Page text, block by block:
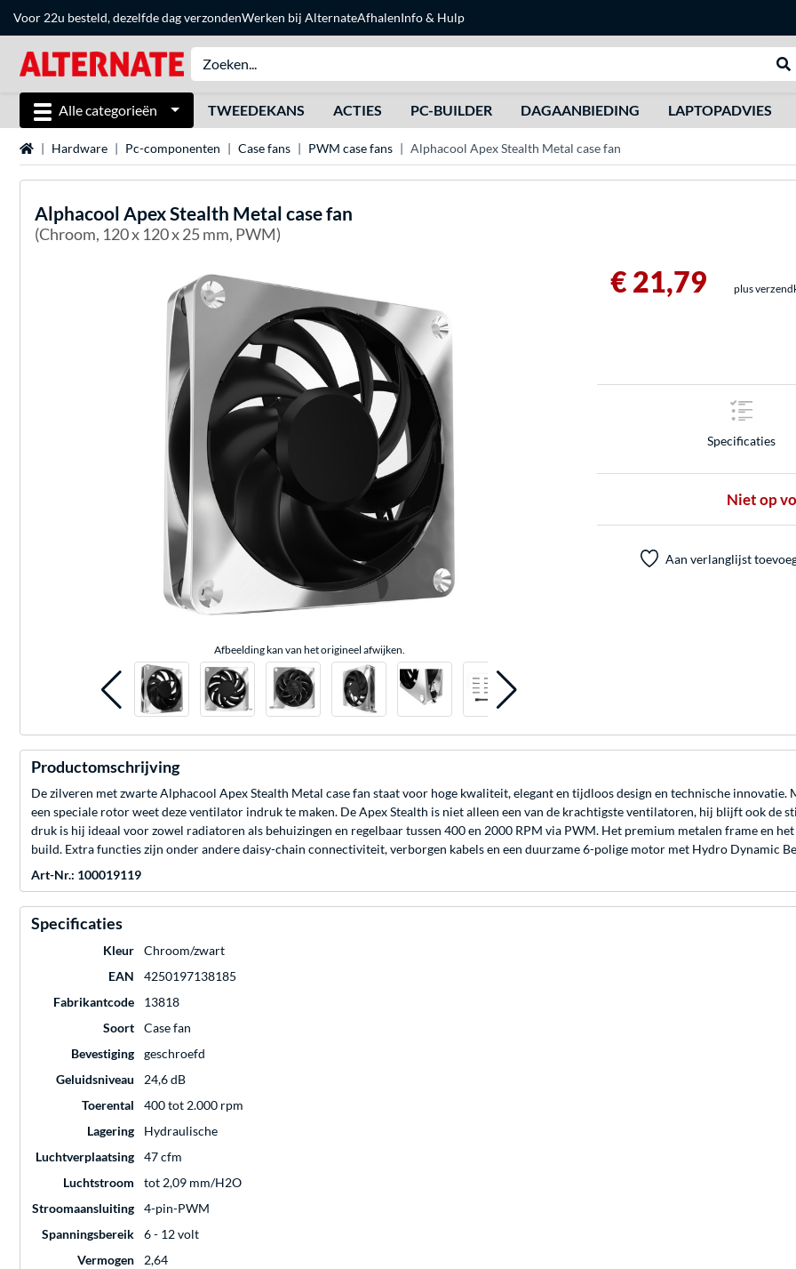
Voor 22u besteld, dezelfde dag verzondenWerken bij AlternateAfhalenInfo & Hulp
Alle categorieën TWEEDEKANS ACTIES PC-BUILDER DAGAANBIEDING LAPTOPADVIES
Home Hardware Pc-componenten Case fans PWM case fans Alphacool Apex Stealth Metal case fan
Alphacool Apex Stealth Metal case fan
(Chroom, 120 x 120 x 25 mm, PWM)
Afbeelding kan van het origineel afwijken.
€ 21,79 plus
Specificaties
Niet op
Aan verlanglijst
Productomschrijving
De zilveren met zwarte Alphacool Apex Stealth Metal case fan staat voor hoge kwaliteit, elegant en tijdloos design en technische
een speciale rotor weet deze ventilator indruk te maken. De Apex Stealth is niet alleen een van de krachtigste ventilatoren, hij blijft ook de
druk is hij ideaal voor zowel radiatoren als behuizingen en regelbaar tussen 400 en 2000 RPM via PWM. Het premium metalen frame en
build. Extra functies zijn onder andere daisy-chain connectiviteit, verborgen kabels en een duurzame 6-polige motor met Hydro Dynamic
Art-Nr.: 100019119
Specificaties
Kleur
Chroom/zwart
EAN
4250197138185
Fabrikantcode
13818
Soort
Case fan
Bevestiging
geschroefd
Geluidsniveau
24,6 dB
Toerental
400 tot 2.000 rpm
Lagering
Hydraulische
Luchtverplaatsing
47 cfm
Luchtstroom
tot 2,09 mm/H2O
Stroomaansluiting
4-pin-PWM
Spanningsbereik
6 - 12 volt
Vermogen
2,64